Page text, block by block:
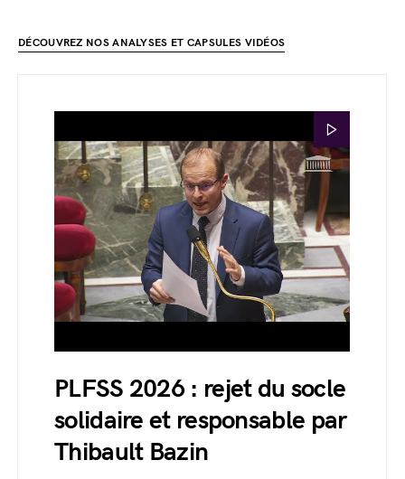
DÉCOUVREZ NOS ANALYSES ET CAPSULES VIDÉOS
PLFSS 2026 : rejet du socle
solidaire et responsable par
Thibault Bazin